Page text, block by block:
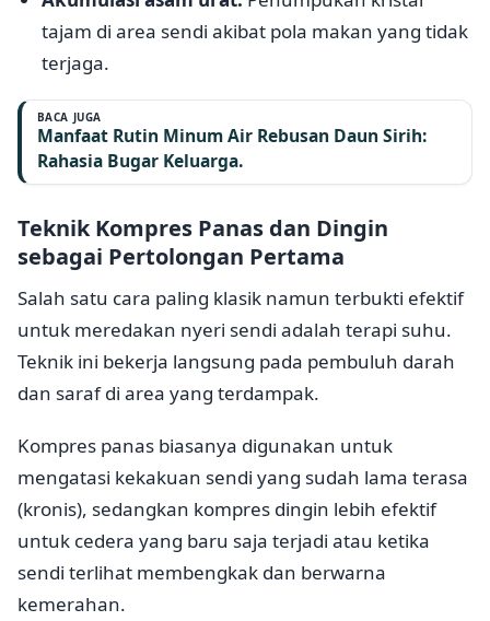
tajam di area sendi akibat pola makan yang tidak
terjaga.
BACA JUGA
Manfaat Rutin Minum Air Rebusan Daun Sirih:
Rahasia Bugar Keluarga.
Teknik Kompres Panas dan Dingin
sebagai Pertolongan Pertama
Salah satu cara paling klasik namun terbukti efektif
untuk meredakan nyeri sendi adalah terapi suhu.
Teknik ini bekerja langsung pada pembuluh darah
dan saraf di area yang terdampak.
Kompres panas biasanya digunakan untuk
mengatasi kekakuan sendi yang sudah lama terasa
(kronis), sedangkan kompres dingin lebih efektif
untuk cedera yang baru saja terjadi atau ketika
sendi terlihat membengkak dan berwarna
kemerahan.